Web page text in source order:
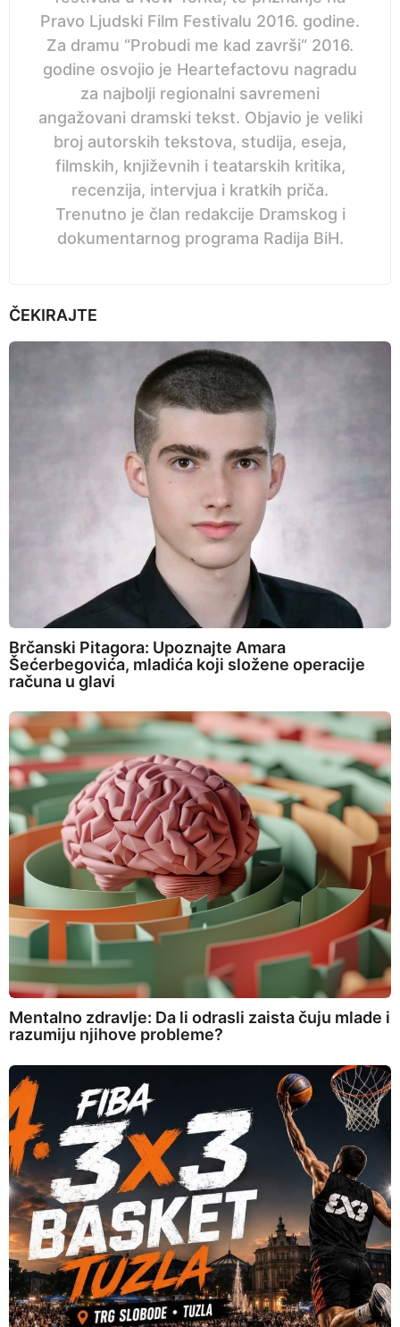
Pravo Ljudski Film Festivalu 2016. godine.
Za dramu “Probudi me kad završi“ 2016.
godine osvojio je Heartefactovu nagradu
za najbolji regionalni savremeni
angažovani dramski tekst. Objavio je veliki
broj autorskih tekstova, studija, eseja,
filmskih, književnih i teatarskih kritika,
recenzija, intervjua i kratkih priča.
Trenutno je član redakcije Dramskog i
dokumentarnog programa Radija BiH.
ČEKIRAJTE
Brčanski Pitagora: Upoznajte Amara
Šećerbegovića, mladića koji složene operacije
računa u glavi
Mentalno zdravlje: Da li odrasli zaista čuju mlade i
razumiju njihove probleme?